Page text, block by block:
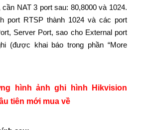
NAT 3 port sau: 80,8000 và 1024.
port RTSP thành 1024 và các port
Server Port, sao cho External port
(được khai báo trong phần “More
hình ảnh ghi hình
Hikvision
tiên mới mua về